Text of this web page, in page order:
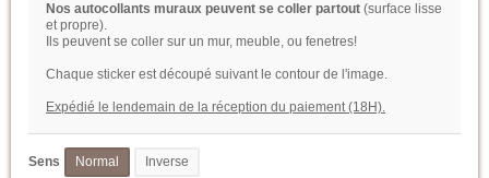
Nos autocollants muraux peuvent se coller partout (surface lisse
et propre).
Ils peuvent se coller sur un mur, meuble, ou fenetres!
Chaque sticker est découpé suivant le contour de l'image.
Expédié le lendemain de la réception du paiement (18H).
Sens Normal Inverse